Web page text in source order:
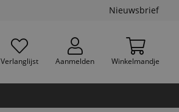
Nieuwsbrief
Verlanglijst Aanmelden Winkelmandje